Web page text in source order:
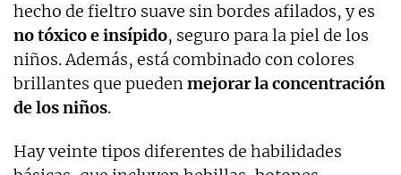
hecho de fieltro suave sin bordes afilados, y es
no tóxico e insípido, seguro para la piel de los
niños. Además, está combinado con colores
brillantes que puedenmejorar la concentración
de los niños.
Hay veinte tipos diferentes de habilidades